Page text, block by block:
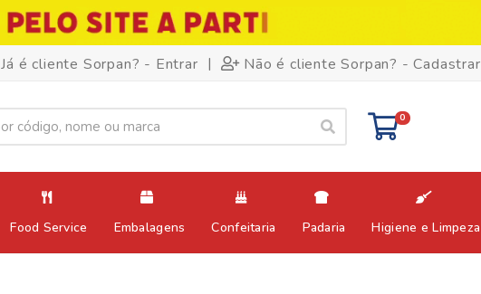
Já é cliente Sorpan? - Entrar | Não é cliente Sorpan? - Cadastrar
0
Food Service Embalagens Confeitaria Padaria Higiene e Limpeza